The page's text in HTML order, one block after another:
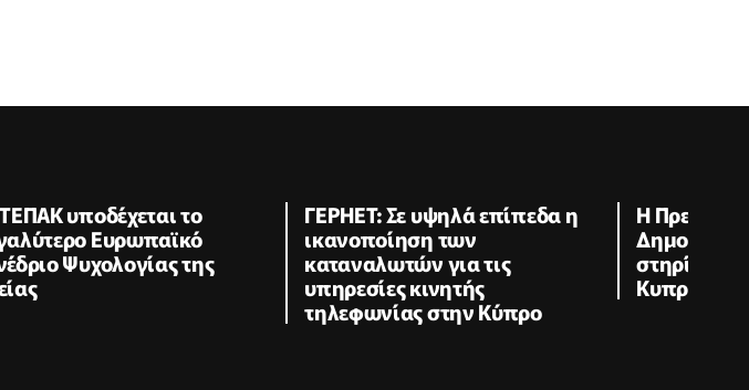
υποδέχεται το
Ευρωπαϊκό
Ψυχολογίας της
ΓΕΡΗΕΤ: Σε υψηλά επίπεδα η
ικανοποίηση των
καταναλωτών για τις
υπηρεσίες κινητής
τηλεφωνίας στην Κύπρο
Η
στηρίζει
Κυπριακού